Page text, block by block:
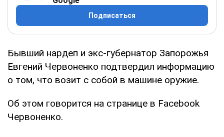
Подписаться
Бывший нардеп и экс-губернатор Запорожья
Евгений Червоненко подтвердил информацию
о том, что возит с собой в машине оружие.
Об этом говорится на странице в Facebook
Червоненко.